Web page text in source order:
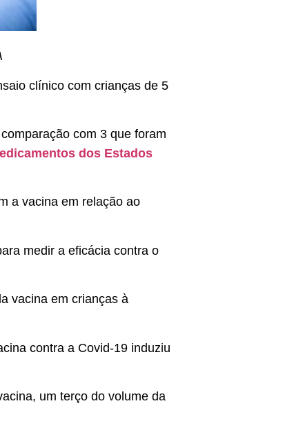
clínico com crianças de 5
com 3 que foram
dos Estados
a vacina em relação ao
medir a eficácia contra o
vacina em crianças à
contra a Covid-19 induziu
um terço do volume da